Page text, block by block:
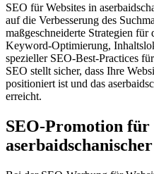
SEO für Websites in
auf die Verbesserung des
maßgeschneiderte Strategien für
Keyword-Optimierung,
spezieller SEO-Best-Practices
SEO stellt sicher, dass Ihre
positioniert ist und das
erreicht.
SEO-Promotion für